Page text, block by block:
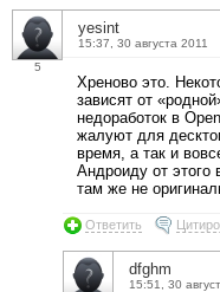
5
yesint
15:37, 30 августа 2011
Хреново это.
зависят от
недоработок в
жалуют для
время, а так и
Андроиду от
там же не
Ответить
dfghm
15:51, 30